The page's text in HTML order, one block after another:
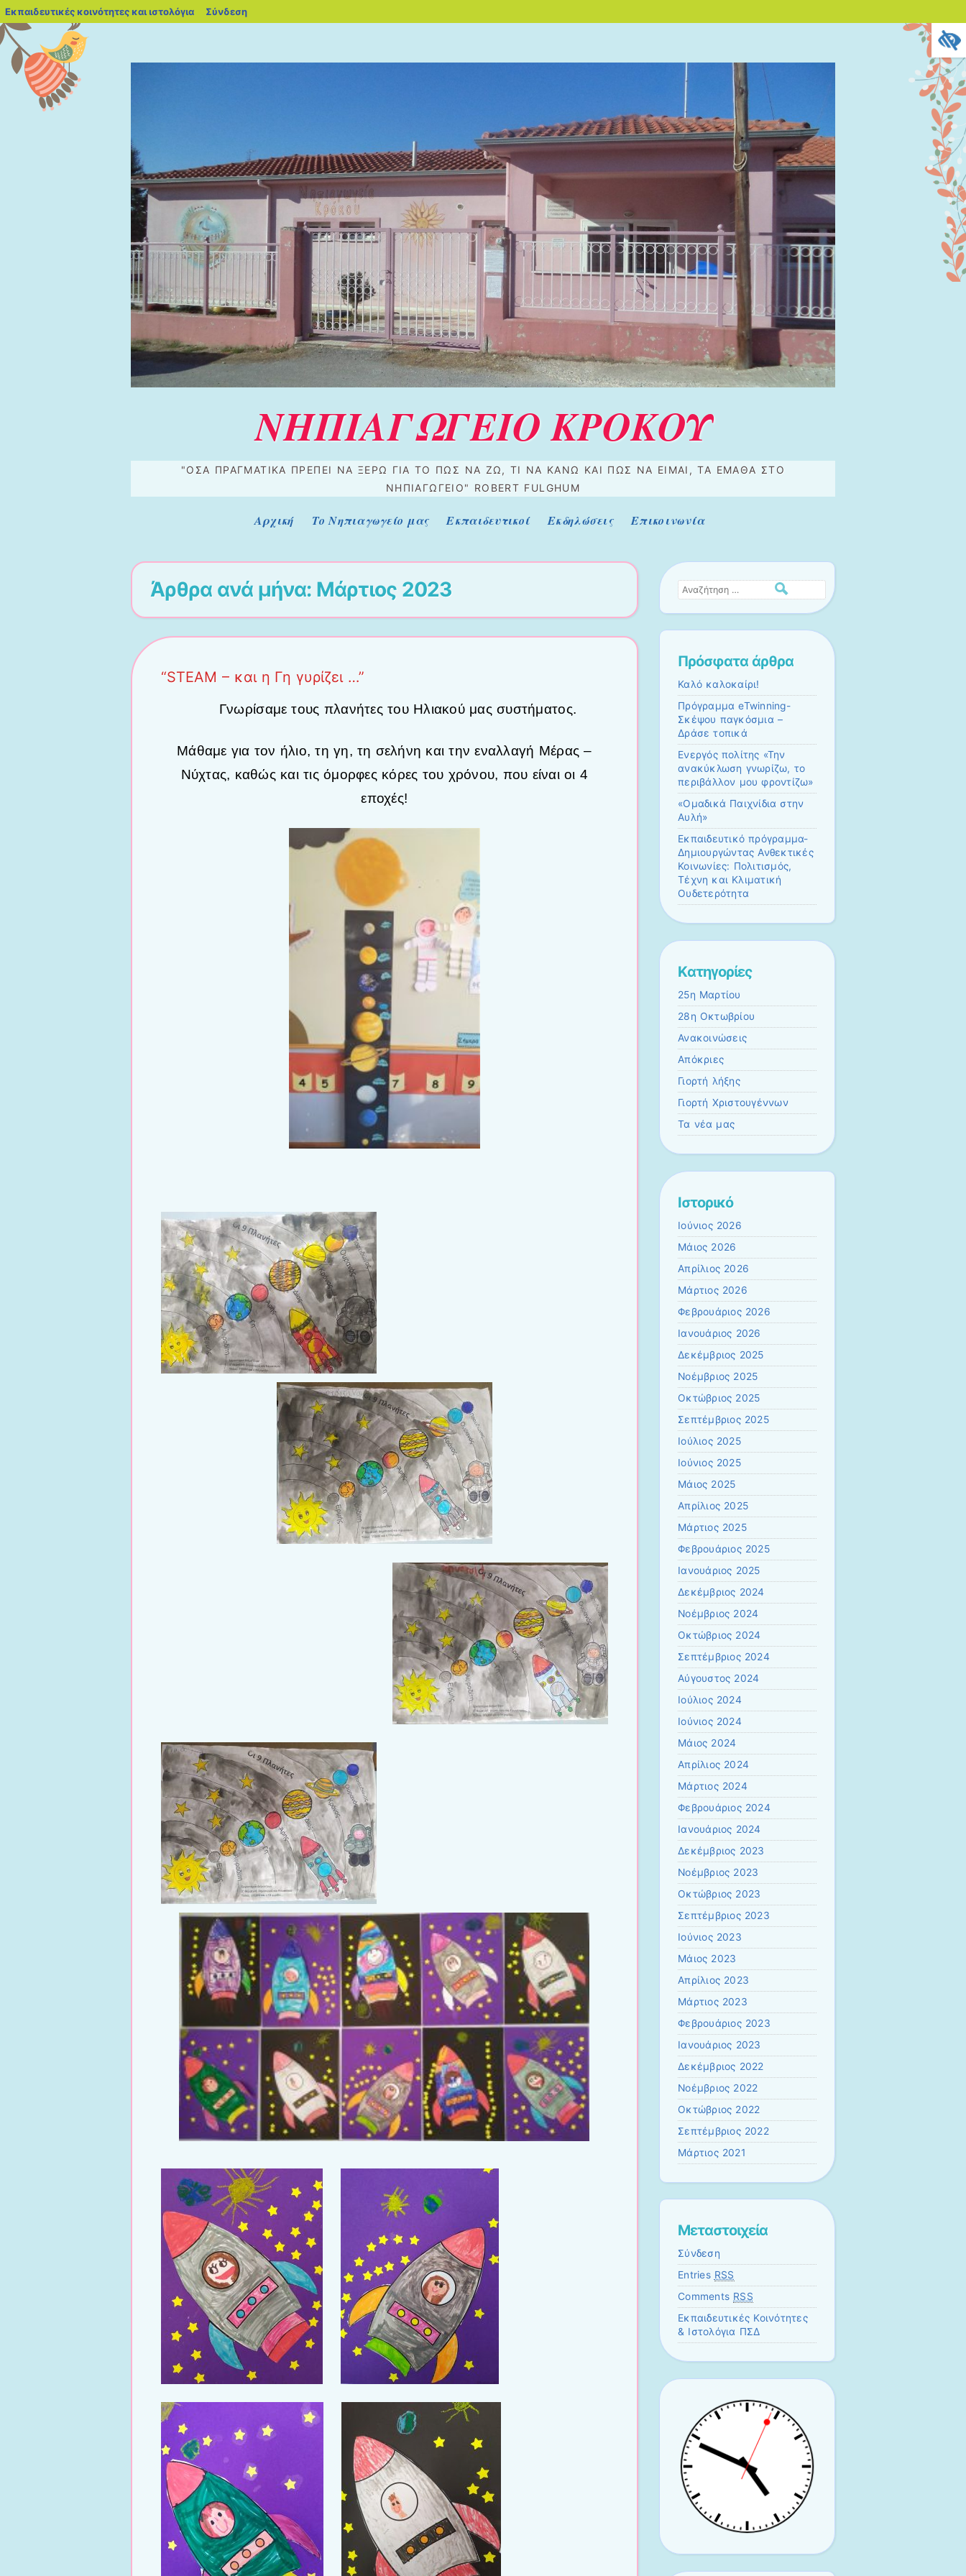
ΝΗΠΙΑΓΩΓΕΙΟ ΚΡΟΚΟΥ
"ΌΣΑ ΠΡΑΓΜΑΤΙΚΆ ΠΡΈΠΕΙ ΝΑ ΞΈΡΩ ΓΙΑ ΤΟ ΠΏΣ ΝΑ ΖΩ, ΤΙ ΝΑ ΚΆΝΩ ΚΑΙ ΠΏΣ ΝΑ ΕΊΜΑΙ, ΤΑ ΈΜΑΘΑ ΣΤΟ
ΝΗΠΙΑΓΩΓΕΊΟ" ROBERT FULGHUM
Μετάβαση στο περιεχόμενο
Αρχική Το Νηπιαγωγείο μας Εκπαιδευτικοί Εκδηλώσεις Επικοινωνία
Άρθρα ανά μήνα: Μάρτιος 2023
“STEAM – και η Γη γυρίζει …”
Γνωρίσαμε τους πλανήτες του Ηλιακού μας συστήματος.
Μάθαμε για τον ήλιο, τη γη, τη σελήνη και την εναλλαγή Μέρας –
Νύχτας, καθώς και τις όμορφες κόρες του χρόνου, που είναι οι 4
εποχές!
Αναζήτηση
Πρόσφατα άρθρα
Καλό καλοκαίρι!
Πρόγραμμα eTwinning-
Σκέψου παγκόσμια –
Δράσε τοπικά
Ενεργός πολίτης «Την
ανακύκλωση γνωρίζω, το
περιβάλλον μου φροντίζω»
«Ομαδικά Παιχνίδια στην
Αυλή»
Εκπαιδευτικό πρόγραμμα-
Δημιουργώντας Ανθεκτικές
Κοινωνίες: Πολιτισμός,
Τέχνη και Κλιματική
Ουδετερότητα
Kατηγορίες
25η Μαρτίου
28η Οκτωβρίου
Ανακοινώσεις
Απόκριες
Γιορτή λήξης
Γιορτή Χριστουγέννων
Τα νέα μας
Ιστορικό
Ιούνιος 2026
Μάιος 2026
Απρίλιος 2026
Μάρτιος 2026
Φεβρουάριος 2026
Ιανουάριος 2026
Δεκέμβριος 2025
Νοέμβριος 2025
Οκτώβριος 2025
Σεπτέμβριος 2025
Ιούλιος 2025
Ιούνιος 2025
Μάιος 2025
Απρίλιος 2025
Μάρτιος 2025
Φεβρουάριος 2025
Ιανουάριος 2025
Δεκέμβριος 2024
Νοέμβριος 2024
Οκτώβριος 2024
Σεπτέμβριος 2024
Αύγουστος 2024
Ιούλιος 2024
Ιούνιος 2024
Μάιος 2024
Απρίλιος 2024
Μάρτιος 2024
Φεβρουάριος 2024
Ιανουάριος 2024
Δεκέμβριος 2023
Νοέμβριος 2023
Οκτώβριος 2023
Σεπτέμβριος 2023
Ιούνιος 2023
Μάιος 2023
Απρίλιος 2023
Μάρτιος 2023
Φεβρουάριος 2023
Ιανουάριος 2023
Δεκέμβριος 2022
Νοέμβριος 2022
Οκτώβριος 2022
Σεπτέμβριος 2022
Μάρτιος 2021
Μεταστοιχεία
Σύνδεση
Entries RSS
Comments RSS
Εκπαιδευτικές Κοινότητες
& Ιστολόγια ΠΣΔ
Εκπαιδευτικές κοινότητες και ιστολόγια blogs.sch.gr
Σύνδεση